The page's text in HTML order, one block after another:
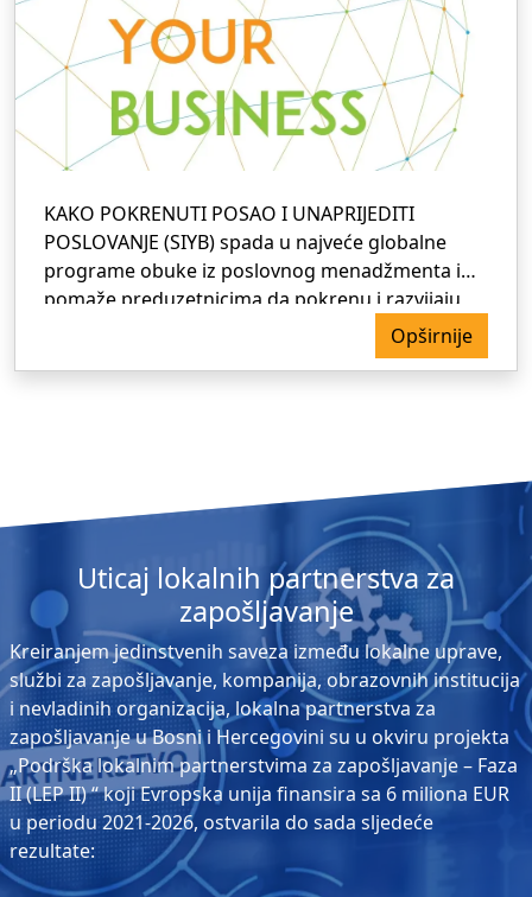
KAKO POKRENUTI POSAO I UNAPRIJEDITI
POSLOVANJE (SIYB) spada u najveće globalne
programe obuke iz poslovnog menadžmenta i
pomaže preduzetnicima da pokrenu i razvijaju
Opširnije
Uticaj lokalnih partnerstva za
zapošljavanje
Kreiranjem jedinstvenih saveza između lokalne uprave,
službi za zapošljavanje, kompanija, obrazovnih institucija
i nevladinih organizacija, lokalna partnerstva za
zapošljavanje u Bosni i Hercegovini su u okviru projekta
„Podrška lokalnim partnerstvima za zapošljavanje – Faza
II (LEP II) “ koji Evropska unija finansira sa 6 miliona EUR
u periodu 2021-2026, ostvarila do sada sljedeće
rezultate: